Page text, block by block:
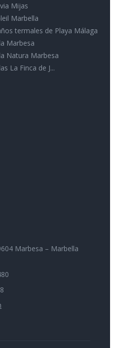
Mijas
Marbella
termales de Playa Málaga
Marbesa
Natura Marbesa
La Finca de J...
Marbesa – Marbella